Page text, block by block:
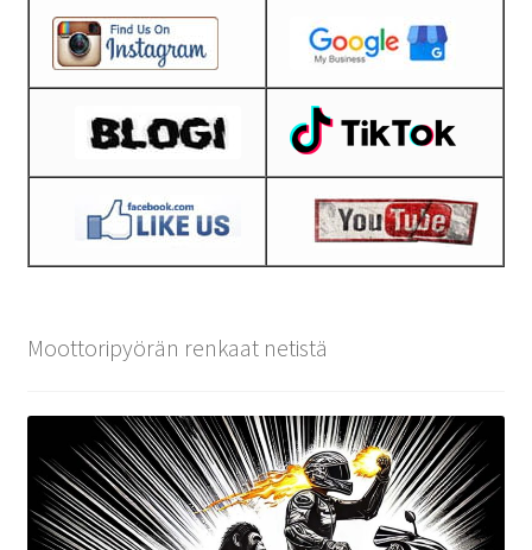
Moottoripyörän renkaat netistä